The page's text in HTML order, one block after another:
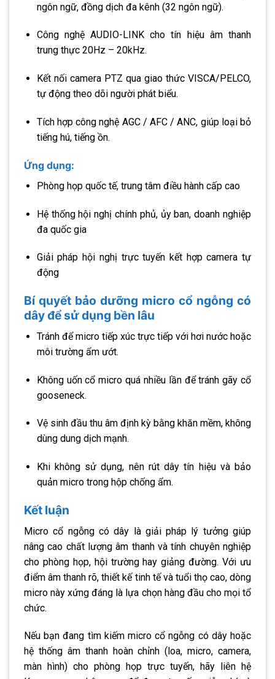
ngôn ngữ, đồng dịch đa kênh (32 ngôn ngữ).
Công nghệ AUDIO-LINK cho tín hiệu âm thanh
trung thực 20Hz – 20kHz.
Kết nối camera PTZ qua giao thức VISCA/PELCO,
tự động theo dõi người phát biểu.
Tích hợp công nghệ AGC / AFC / ANC, giúp loại bỏ
tiếng hú, tiếng ồn.
Ứng dụng:
Phòng họp quốc tế, trung tâm điều hành cấp cao
Hệ thống hội nghị chính phủ, ủy ban, doanh nghiệp
đa quốc gia
Giải pháp hội nghị trực tuyến kết hợp camera tự
động
Bí quyết bảo dưỡng micro cổ ngỗng có
dây để sử dụng bền lâu
Tránh để micro tiếp xúc trực tiếp với hơi nước hoặc
môi trường ẩm ướt.
Không uốn cổ micro quá nhiều lần để tránh gãy cổ
gooseneck.
Vệ sinh đầu thu âm định kỳ bằng khăn mềm, không
dùng dung dịch mạnh.
Khi không sử dụng, nên rút dây tín hiệu và bảo
quản micro trong hộp chống ẩm.
Kết luận
Micro cổ ngỗng có dây là giải pháp lý tưởng giúp
nâng cao chất lượng âm thanh và tính chuyên nghiệp
cho phòng họp, hội trường hay giảng đường. Với ưu
điểm âm thanh rõ, thiết kế tinh tế và tuổi thọ cao, dòng
micro này xứng đáng là lựa chọn hàng đầu cho mọi tổ
chức.
Nếu bạn đang tìm kiếm micro cổ ngỗng có dây hoặc
hệ thống âm thanh hoàn chỉnh (loa, micro, camera,
màn hình) cho phòng họp trực tuyến, hãy liên hệ